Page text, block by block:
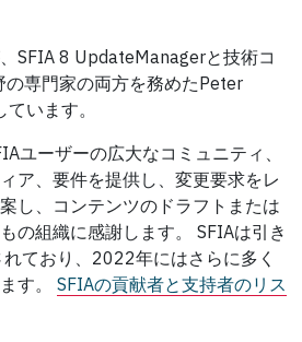
SFIA 8 UpdateManagerと技術コ
専門家の両方を務めたPeter
います。
ユーザーの広大なコミュニティ、
ア、要件を提供し、変更要求をレ
し、コンテンツのドラフトまたは
の組織に感謝します。 SFIAは引き
ており、2022年にはさらに多く
す。 SFIAの貢献者と支持者のリス